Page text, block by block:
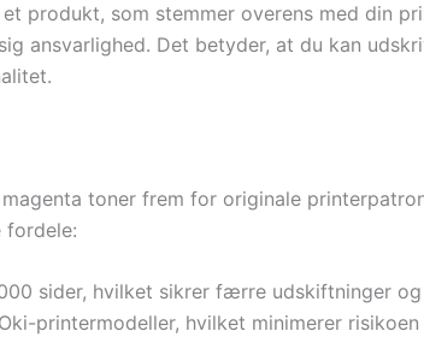
produkt, som stemmer overens med din
Det betyder, at du kan
toner frem for originale
fordele:
sider, hvilket sikrer færre udskiftninger
printermodeller, hvilket minimerer